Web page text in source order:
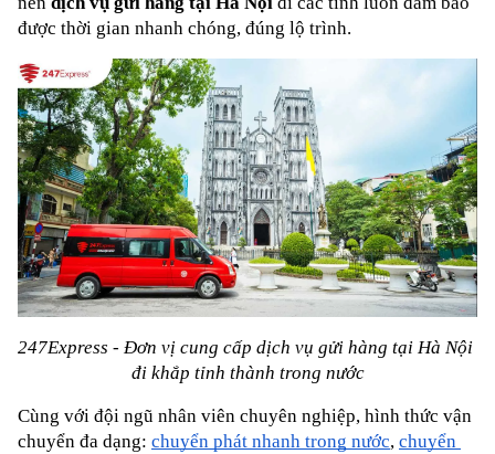
được thời gian nhanh chóng, đúng lộ trình.
247Express - Đơn vị cung cấp dịch vụ gửi hàng tại Hà Nội
đi khắp tỉnh thành trong nước
Cùng với đội ngũ nhân viên chuyên nghiệp, hình thức vận
chuyển đa dạng: chuyển phát nhanh trong nước, chuyển